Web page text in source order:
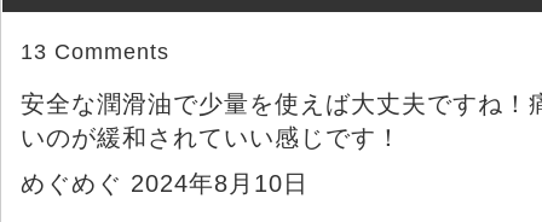
13 Comments
安全な潤滑油で少量を使えば大丈夫ですね！
いのが緩和されていい感じです！
めぐめぐ 2024年8月10日